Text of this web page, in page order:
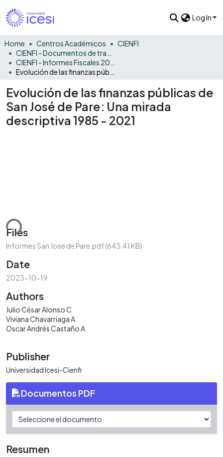
Log In
Home Centros Académicos
CIENFI
Evolución de las finanzas públicas de
San José de Pare: Una mirada
descriptiva 1985 - 2021
Files
Informes San Jose de Pare.pdf(643.41 KB)
Date
2023-10-19
Authors
Julio César Alonso C
Viviana Chavarriaga A
Oscar Andrés Castaño A
Publisher
Universidad Icesi-Cienfi
Documentos PDF
Resumen